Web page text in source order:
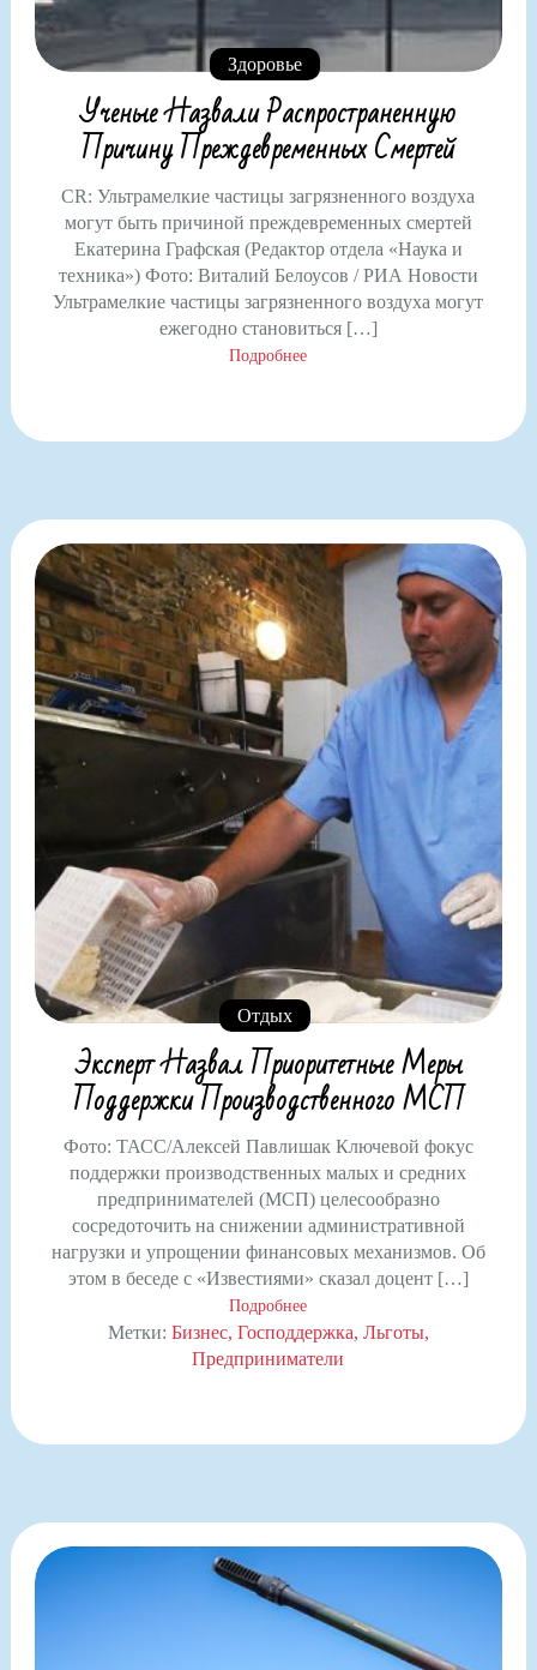
Здоровье
Ученые Назвали Распространенную
Причину Преждевременных Смертей
CR: Ультрамелкие частицы загрязненного воздуха
могут быть причиной преждевременных смертей
Екатерина Графская (Редактор отдела «Наука и
техника») Фото: Виталий Белоусов / РИА Новости
Ультрамелкие частицы загрязненного воздуха могут
ежегодно становиться […]
Подробнее
Отдых
Эксперт Назвал Приоритетные Меры
Поддержки Производственного МСП
Фото: ТАСС/Алексей Павлишак Ключевой фокус
поддержки производственных малых и средних
предпринимателей (МСП) целесообразно
сосредоточить на снижении административной
нагрузки и упрощении финансовых механизмов. Об
этом в беседе с «Известиями» сказал доцент […]
Подробнее
Метки: Бизнес Господдержка Льготы
Предприниматели